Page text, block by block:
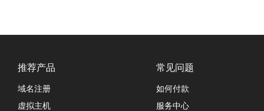
推荐产品
域名注册
虚拟主机
常见问题
如何付款
服务中心